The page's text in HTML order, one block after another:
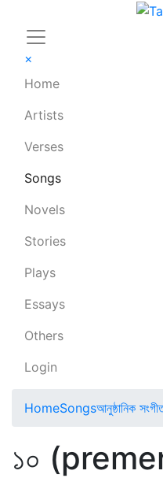
×
Home
Artists
Verses
Songs
Novels
Stories
Plays
Essays
Others
Login
HomeSongsআনুষ্ঠানিক
১০